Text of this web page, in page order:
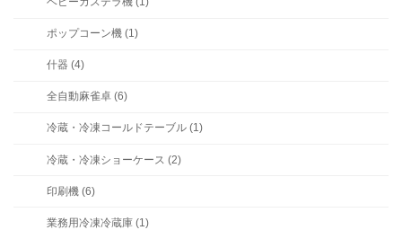
ポップコーン機 (1)
什器 (4)
全自動麻雀卓 (6)
冷蔵・冷凍コールドテーブル (1)
冷蔵・冷凍ショーケース (2)
印刷機 (6)
業務用冷凍冷蔵庫 (1)